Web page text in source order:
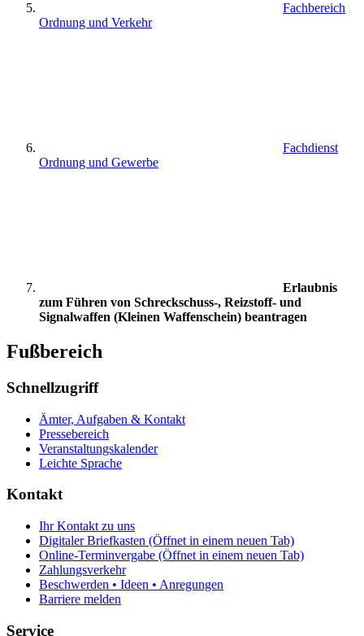
Fachbereich
Ordnung und Verkehr
Fachdienst
Ordnung und Gewerbe
Erlaubnis
zum Führen von Schreckschuss-, Reizstoff- und
Signalwaffen (Kleinen Waffenschein) beantragen
Fußbereich
Schnellzugriff
Ämter, Aufgaben & Kontakt
Pressebereich
Veranstaltungskalender
Leichte Sprache
Kontakt
Ihr Kontakt zu uns
Digitaler Briefkasten (Öffnet in einem neuen Tab)
Online-Terminvergabe (Öffnet in einem neuen Tab)
Zahlungsverkehr
Beschwerden • Ideen • Anregungen
Barriere melden
Service